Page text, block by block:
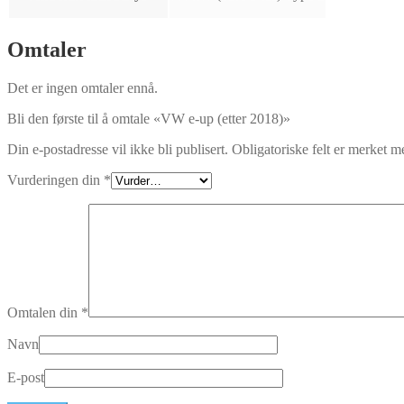
Omtaler
Det er ingen omtaler ennå.
Bli den første til å omtale «VW e-up (etter 2018)»
Din e-postadresse vil ikke bli publisert. Obligatoriske felt er merket
Vurderingen din *
Omtalen din *
Navn
E-post